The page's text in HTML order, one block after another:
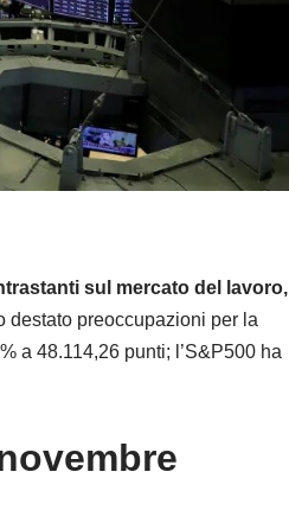
sul mercato del lavoro,
destato preoccupazioni per la
a 48.114,26 punti; l’S&P500 ha